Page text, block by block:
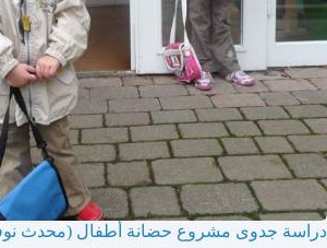
دراسة جدوى مشروع حضانة أطفال (محدث نوفمبر